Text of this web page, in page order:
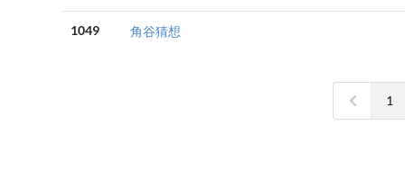
1049 角谷猜想
1